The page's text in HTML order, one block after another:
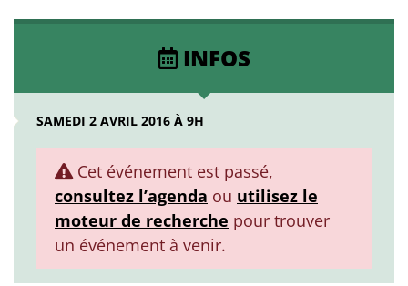
INFOS
SAMEDI 2 AVRIL 2016 À 9H
Cet événement est passé,
consultez l’agenda ou utilisez le
moteur de recherche pour trouver
un événement à venir.